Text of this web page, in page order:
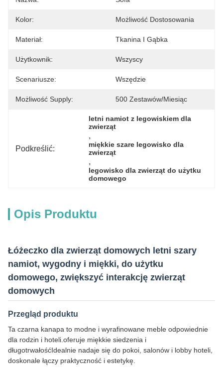
Kolor: Możliwość Dostosowania
Materiał: Tkanina I Gąbka
Użytkownik: Wszyscy
Scenariusze: Wszędzie
Możliwość Supply: 500 Zestawów/miesiąc
Podkreślić:
letni namiot z legowiskiem dla
zwierząt
,
miękkie szare legowisko dla
zwierząt
,
legowisko dla zwierząt do użytku
domowego
Opis Produktu
Łóżeczko dla zwierząt domowych letni szary
namiot, wygodny i miękki, do użytku
domowego, zwiększyć interakcję zwierząt
domowych
Przegląd produktu
Ta czarna kanapa to modne i wyrafinowane meble odpowiednie
dla rodzin i hoteli.oferuje miękkie siedzenia i
długotrwałośćIdealnie nadaje się do pokoi, salonów i lobby hoteli,
doskonale łączy praktyczność i estetykę.